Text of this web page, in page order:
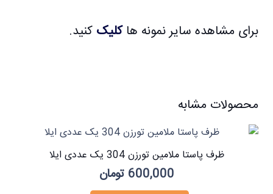
برای مشاهده سایر نمونه هاکلیک کنید.
محصولات مشابه
ظرف پاستا ملامین تورزن 304 یک عددی ایلا
600,000 تومان